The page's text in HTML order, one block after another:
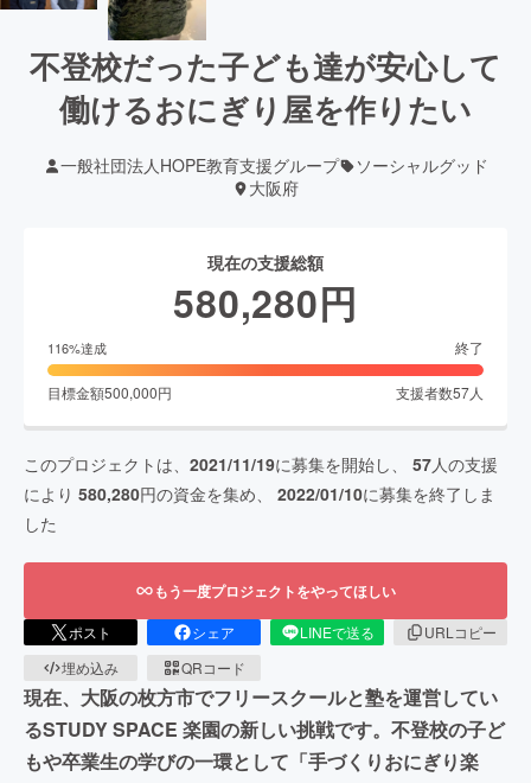
不登校だった子ども達が安心して
働けるおにぎり屋を作りたい
一般社団法人HOPE教育支援グループ
ソーシャルグッド
大阪府
現在の支援総額
580,280円
116%達成 終了
目標金額500,000円 支援者数57人
このプロジェクトは、 2021/11/19に募集を開始し、 57人の支援
により 580,280円の資金を集め、 2022/01/10に募集を終了しま
した
もう一度プロジェクトをやってほしい
ポスト シェア LINEで送る
URLコピー
埋め込み
QRコード
現在、大阪の枚方市でフリースクールと塾を運営してい
るSTUDY SPACE 楽園の新しい挑戦です。不登校の子ど
もや卒業生の学びの一環として「手づくりおにぎり楽